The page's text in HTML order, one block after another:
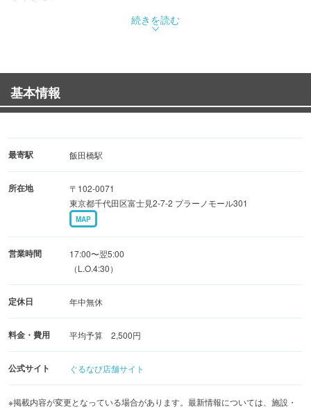
◆シーンで選べる飲み放題付コース
みんなでワイワイ♪貸切パーティー3,000円〜
思い出に残るウエディング！結婚式二次会コース3,000円〜
※上記以外にもコースを承ります。お気軽にご相談を♪
◆充実の設備
備充実
ダーツやビンゴなどパーティーが盛り上がるアイテムも♪
初めての幹事さんも安心！ベテランスタッフが完全サポー
ト
OK
ご利用人数に応じた少人数での部分貸切も承ります
続きを読む
基本情報
最寄駅 飯田橋駅
所在地
〒102-0071
東京都千代田区富士見2-7-2 プラーノモール301
MAP
営業時間
17:00〜翌5:00
（L.O.4:30）
定休日 年中無休
料金・費用 平均予算 2,500円
公式サイト ぐるなび店舗サイト
※掲載内容が変更となっている場合があります。最新情報については、施設・